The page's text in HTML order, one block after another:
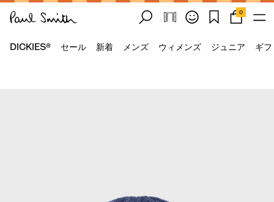
0
DICKIES® セール 新着 メンズ ウィメンズ ジュニア ギ